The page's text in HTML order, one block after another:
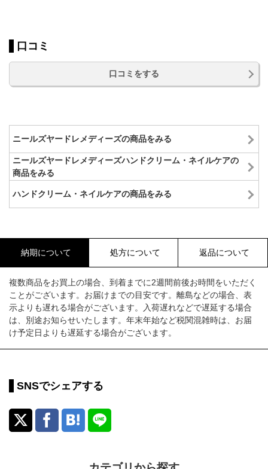
口コミ
口コミをする
ニールズヤードレメディーズの商品をみる
ニールズヤードレメディーズハンドクリーム・ネイルケアの
商品をみる
ハンドクリーム・ネイルケアの商品をみる
納期について 処方について 返品について
複数商品をお買上の場合、到着までに2週間前後お時間をいただく
ことがございます。お届けまでの目安です。離島などの場合、表
示よりも遅れる場合がございます。入荷遅れなどで遅延する場合
は、別途お知らせいたします。年末年始など税関混雑時は、お届
け予定日よりも遅延する場合がございます。
SNSでシェアする